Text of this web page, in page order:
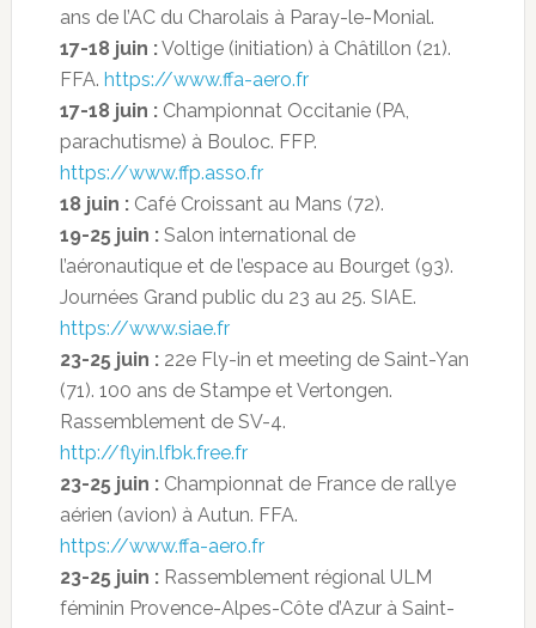
ans de l’AC du Charolais à Paray-le-Monial.
17-18 juin :Voltige (initiation) à Châtillon (21).
FFA. https://www.ffa-aero.fr
17-18 juin : Championnat Occitanie (PA,
parachutisme) à Bouloc. FFP.
https://www.ffp.asso.fr
18 juin :Café Croissant au Mans (72).
19-25 juin :Salon international de
l’aéronautique et de l’espace au Bourget (93).
Journées Grand public du 23 au 25. SIAE.
https://www.siae.fr
23-25 juin :22e Fly-in et meeting de Saint-Yan
(71). 100 ans de Stampe et Vertongen.
Rassemblement de SV-4.
http://flyin.lfbk.free.fr
23-25 juin :Championnat de France de rallye
aérien (avion) à Autun. FFA.
https://www.ffa-aero.fr
23-25 juin :Rassemblement régional ULM
féminin Provence-Alpes-Côte d’Azur à Saint-